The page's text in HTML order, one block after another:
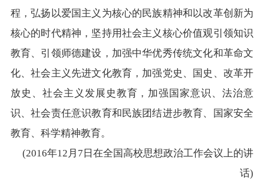
程，弘扬以爱国主义为核心的民族精神和以改革创新为
核心的时代精神，坚持用社会主义核心价值观引领知识
教育、引领师德建设，加强中华优秀传统文化和革命文
化、社会主义先进文化教育，加强党史、国史、改革开
放史、社会主义发展史教育，加强国家意识、法治意
识、社会责任意识教育和民族团结进步教育、国家安全
教育、科学精神教育。
(2016年12月7日在全国高校思想政治工作会议上的讲
话)